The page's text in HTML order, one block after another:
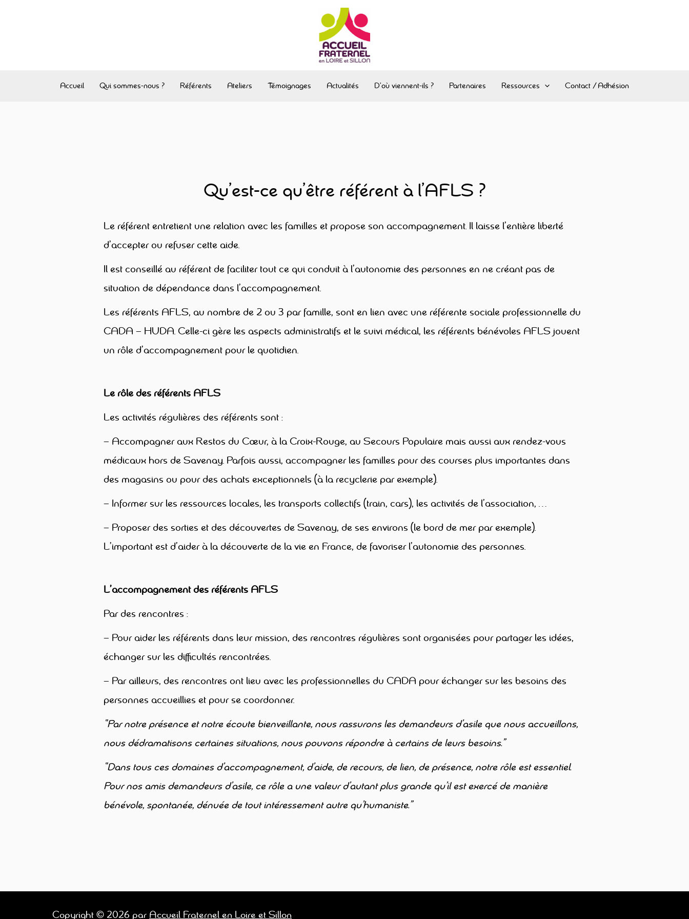
Accueil Qui sommes-nous ? Référents Ateliers Témoignages Actualités D’où viennent-ils ? Partenaires Ressources Contact / Adhésion
Qu’est-ce qu’être référent à l’AFLS ?
Le référent entretient une relation avec les familles et propose son accompagnement. Il laisse l’entière liberté
d’accepter ou refuser cette aide.
Il est conseillé au référent de faciliter tout ce qui conduit à l’autonomie des personnes en ne créant pas de
situation de dépendance dans l’accompagnement.
Les référents AFLS, au nombre de 2 ou 3 par famille, sont en lien avec une référente sociale professionnelle du
CADA – HUDA. Celle-ci gère les aspects administratifs et le suivi médical, les référents bénévoles AFLS jouent
un rôle d’accompagnement pour le quotidien.
Le rôle des référents AFLS
Les activités régulières des référents sont :
– Accompagner aux Restos du Cœur, à la Croix-Rouge, au Secours Populaire mais aussi aux rendez-vous
médicaux hors de Savenay. Parfois aussi, accompagner les familles pour des courses plus importantes dans
des magasins ou pour des achats exceptionnels (à la recyclerie par exemple).
– Informer sur les ressources locales, les transports collectifs (train, cars), les activités de l’association, …
– Proposer des sorties et des découvertes de Savenay, de ses environs (le bord de mer par exemple).
L’important est d’aider à la découverte de la vie en France, de favoriser l’autonomie des personnes.
L’accompagnement des référents AFLS
Par des rencontres :
– Pour aider les référents dans leur mission, des rencontres régulières sont organisées pour partager les idées,
échanger sur les difficultés rencontrées.
– Par ailleurs, des rencontres ont lieu avec les professionnelles du CADA pour échanger sur les besoins des
personnes accueillies et pour se coordonner.
“Par notre présence et notre écoute bienveillante, nous rassurons les demandeurs d’asile que nous accueillons,
nous dédramatisons certaines situations, nous pouvons répondre à certains de leurs besoins.”
“Dans tous ces domaines d’accompagnement, d’aide, de recours, de lien, de présence, notre rôle est essentiel.
Pour nos amis demandeurs d’asile, ce rôle a une valeur d’autant plus grande qu’il est exercé de manière
bénévole, spontanée, dénuée de tout intéressement autre qu’humaniste.”
Copyright © 2026 par Accueil Fraternel en Loire et Sillon